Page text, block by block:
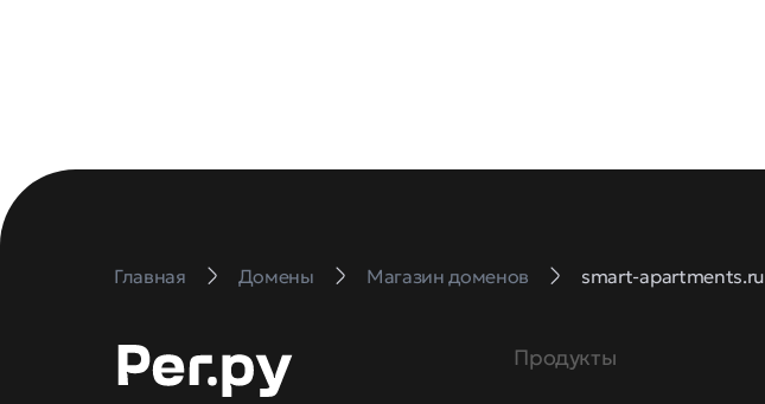
Главная Домены Магазин доменов smart-apartments.ru
Продукты